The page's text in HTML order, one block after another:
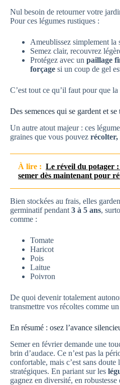
Nul besoin de retourner votre
Pour ces légumes rustiques :
Ameublissez simplement la
Semez clair, recouvrez
Protégez avec un paillage
forçage si un coup de gel
C’est tout ce qu’il faut pour que la
Des semences qui se gardent et se
Un autre atout majeur : ces
graines que vous pouvez récolter,
À lire : Le réveil du potager :
semer dès maintenant pour
Bien stockées au frais, elles
germinatif pendant 3 à 5 ans,
comme :
Tomate
Haricot
Pois
Laitue
Poivron
De quoi devenir totalement
transmettre vos récoltes comme
En résumé : osez l’avance
Semer en février demande une
brin d’audace. Ce n’est pas la
confortable, mais c’est sans doute
stratégiques. En pariant sur les
gagnez en diversité, en robustesse